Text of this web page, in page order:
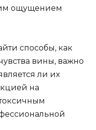
ощущением
способы, как
вины, важно
ли их
на